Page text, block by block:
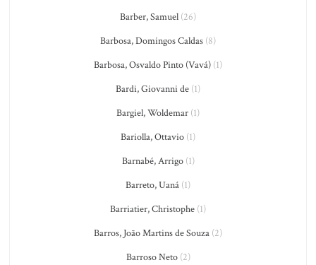
Barber, Samuel (26)
Barbosa, Domingos Caldas (8)
Barbosa, Osvaldo Pinto (Vavá) (1)
Bardi, Giovanni de (1)
Bargiel, Woldemar (1)
Bariolla, Ottavio (1)
Barnabé, Arrigo(1)
Barreto, Uaná (1)
Barriatier, Christophe (1)
Barros, João Martins de Souza (2)
Barroso Neto(2)